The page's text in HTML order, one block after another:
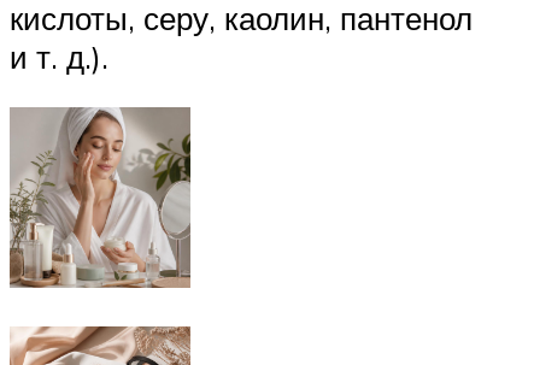
кислоты, серу, каолин, пантенол
и т. д.).